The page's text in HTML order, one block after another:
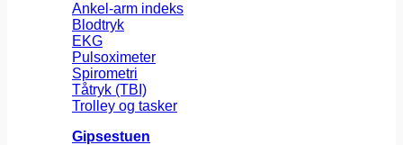
Ankel-arm indeks
Blodtryk
EKG
Pulsoximeter
Spirometri
Tåtryk (TBI)
Trolley og tasker
Gipsestuen